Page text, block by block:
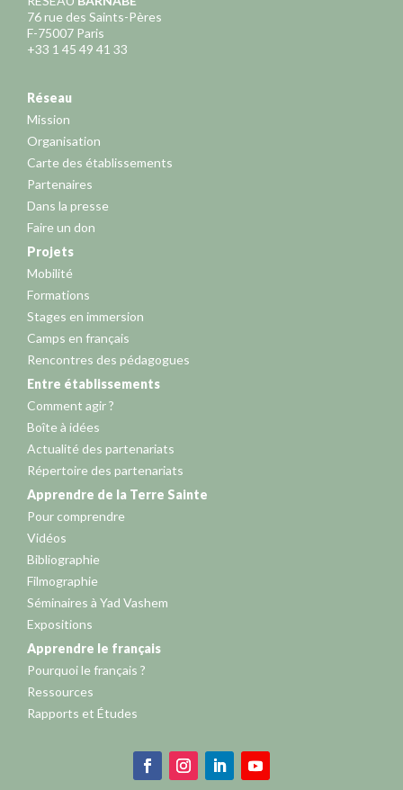
76 rue des Saints-Pères
F-75007 Paris
+33 1 45 49 41 33
Réseau
Mission
Organisation
Carte des établissements
Partenaires
Dans la presse
Faire un don
Projets
Mobilité
Formations
Stages en immersion
Camps en français
Rencontres des pédagogues
Entre établissements
Comment agir ?
Boîte à idées
Actualité des partenariats
Répertoire des partenariats
Apprendre de la Terre Sainte
Pour comprendre
Vidéos
Bibliographie
Filmographie
Séminaires à Yad Vashem
Expositions
Apprendre le français
Pourquoi le français ?
Ressources
Rapports et Études